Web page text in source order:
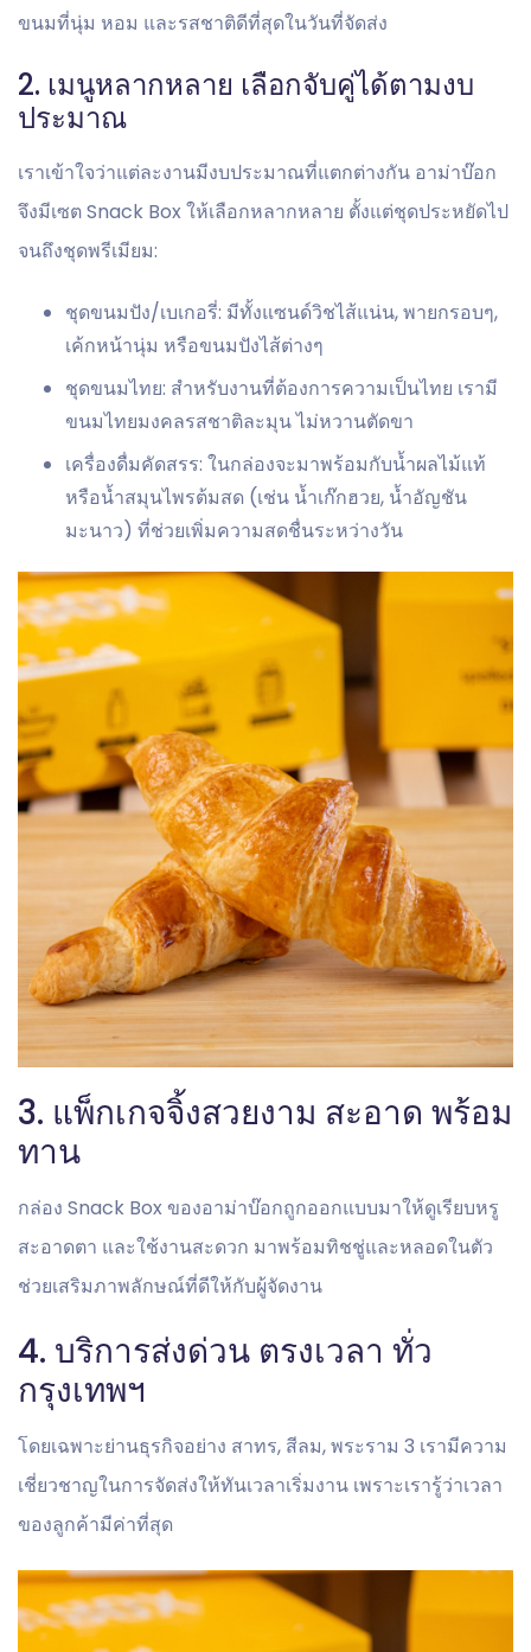
ขนมที่นุ่ม หอม และรสชาติดีที่สุดในวันที่จัดส่ง
2. เมนูหลากหลาย เลือกจับคู่ได้ตามงบ
ประมาณ
เราเข้าใจว่าแต่ละงานมีงบประมาณที่แตกต่างกัน อาม่าบ๊อก
จึงมีเซต Snack Box ให้เลือกหลากหลาย ตั้งแต่ชุดประหยัดไป
จนถึงชุดพรีเมียม:
ชุดขนมปัง/เบเกอรี่: มีทั้งแซนด์วิชไส้แน่น, พายกรอบๆ,
เค้กหน้านุ่ม หรือขนมปังไส้ต่างๆ
ชุดขนมไทย: สำหรับงานที่ต้องการความเป็นไทย เรามี
ขนมไทยมงคลรสชาติละมุน ไม่หวานตัดขา
เครื่องดื่มคัดสรร: ในกล่องจะมาพร้อมกับน้ำผลไม้แท้
หรือน้ำสมุนไพรต้มสด (เช่น น้ำเก๊กฮวย, น้ำอัญชัน
มะนาว) ที่ช่วยเพิ่มความสดชื่นระหว่างวัน
3. แพ็กเกจจิ้งสวยงาม สะอาด พร้อม
ทาน
กล่อง Snack Box ของอาม่าบ๊อกถูกออกแบบมาให้ดูเรียบหรู
สะอาดตา และใช้งานสะดวก มาพร้อมทิชชู่และหลอดในตัว
ช่วยเสริมภาพลักษณ์ที่ดีให้กับผู้จัดงาน
4. บริการส่งด่วน ตรงเวลา ทั่ว
กรุงเทพฯ
โดยเฉพาะย่านธุรกิจอย่าง สาทร, สีลม, พระราม 3 เรามีความ
เชี่ยวชาญในการจัดส่งให้ทันเวลาเริ่มงาน เพราะเรารู้ว่าเวลา
ของลูกค้ามีค่าที่สุด